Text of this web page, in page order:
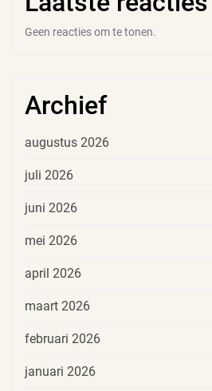
Geen reacties om te tonen.
Archief
augustus 2026
juli 2026
juni 2026
mei 2026
april 2026
maart 2026
februari 2026
januari 2026